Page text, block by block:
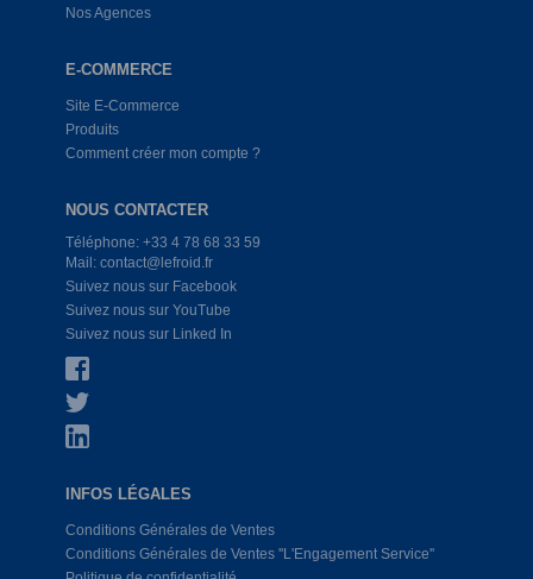
Nos Agences
E-COMMERCE
Site E-Commerce
Produits
Comment créer mon compte ?
NOUS CONTACTER
Téléphone: +33 4 78 68 33 59
Mail: contact@lefroid.fr
Suivez nous sur Facebook
Suivez nous sur YouTube
Suivez nous sur Linked In
INFOS LÉGALES
Conditions Générales de Ventes
Conditions Générales de Ventes ''L'Engagement Service''